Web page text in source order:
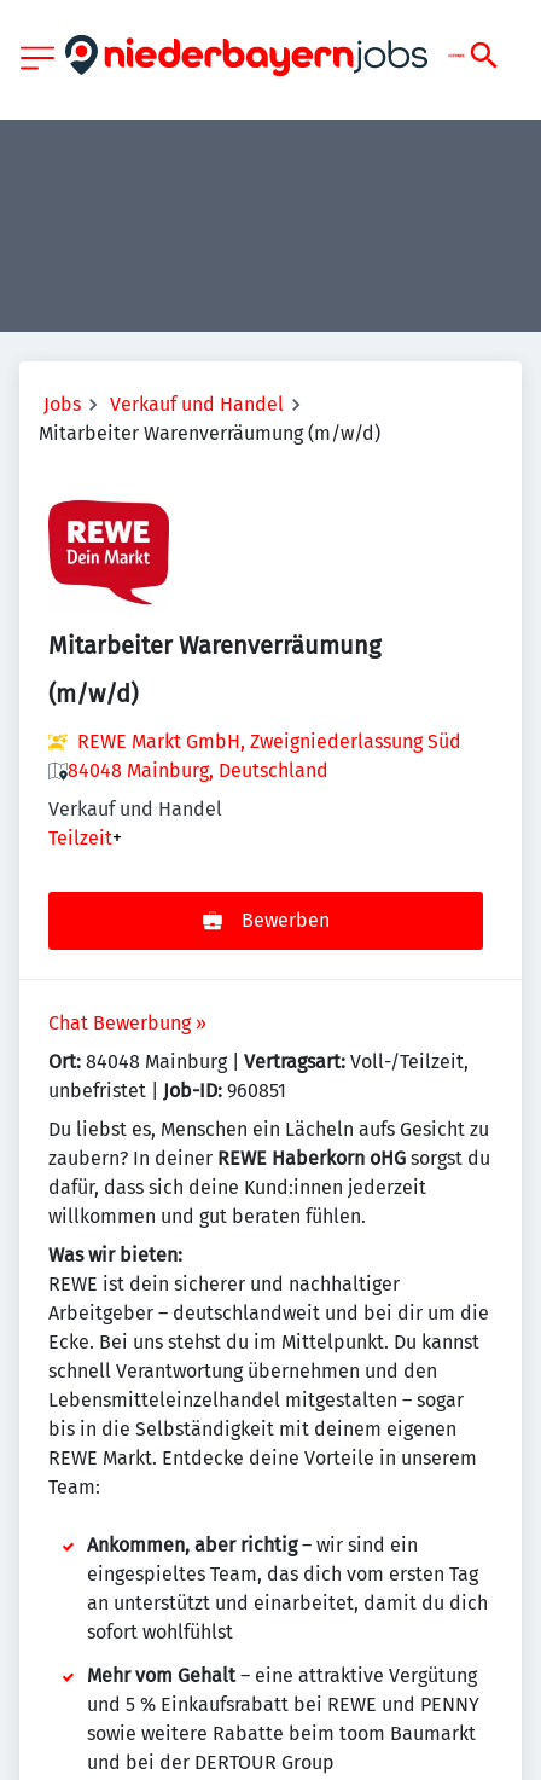
Jobs
Verkauf und Handel
Mitarbeiter Warenverräumung (m/w/d)
Mitarbeiter Warenverräumung
(m/w/d)
REWE Markt GmbH, Zweigniederlassung Süd
84048 Mainburg, Deutschland
Verkauf und Handel
Teilzeit+
Bewerben
Chat Bewerbung »
Ort: 84048 Mainburg | Vertragsart: Voll-/Teilzeit,
unbefristet | Job-ID: 960851
Du liebst es, Menschen ein Lächeln aufs Gesicht zu
zaubern? In deiner REWE Haberkorn oHG sorgst du
dafür, dass sich deine Kund:innen jederzeit
willkommen und gut beraten fühlen.
Was wir bieten:
REWE ist dein sicherer und nachhaltiger
Arbeitgeber – deutschlandweit und bei dir um die
Ecke. Bei uns stehst du im Mittelpunkt. Du kannst
schnell Verantwortung übernehmen und den
Lebensmitteleinzelhandel mitgestalten – sogar
bis in die Selbständigkeit mit deinem eigenen
REWE Markt. Entdecke deine Vorteile in unserem
Team:
Ankommen, aber richtig– wir sind ein
eingespieltes Team, das dich vom ersten Tag
an unterstützt und einarbeitet, damit du dich
sofort wohlfühlst
Mehr vom Gehalt– eine attraktive Vergütung
und 5 % Einkaufsrabatt bei REWE und PENNY
sowie weitere Rabatte beim toom Baumarkt
und bei der DERTOUR Group